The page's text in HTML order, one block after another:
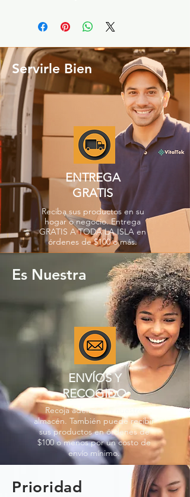
Servirle Bien
ENTREGA
GRATIS
Reciba sus productos en su
hogar o negocio. Entrega
GRATIS A TODA LA ISLA en
órdenes de $100 o más.
Es Nuestra
ENVÍOS Y
RECOGIDO
Recoja además en nuestro
almacén. También puede recibir
sus productos en órdenes de
$100 o menos por un costo de
envío mínimo.
Prioridad